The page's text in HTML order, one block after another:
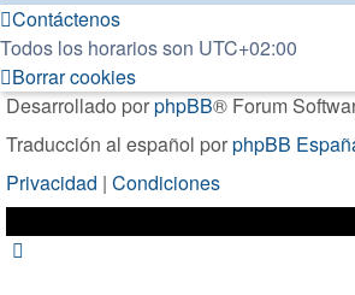
Contáctenos
Todos los horarios son UTC+02:00
Borrar cookies
Desarrollado porphpBB® Forum
Traducción al español porphpBB
Privacidad | Condiciones